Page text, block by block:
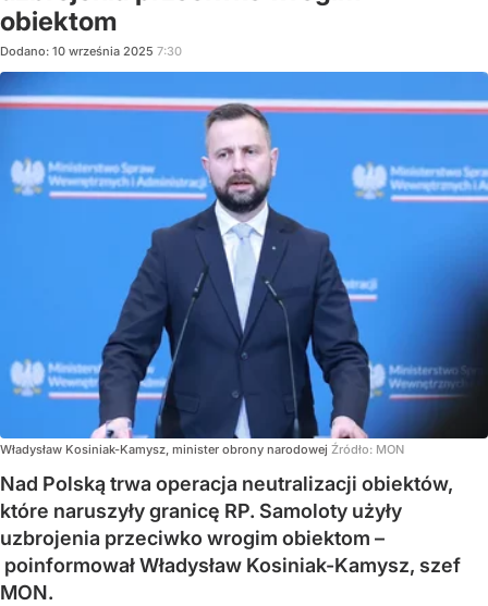
obiektom
Dodano: 10 września 2025 7:30
Władysław Kosiniak-Kamysz, minister obrony narodowej Źródło: MON
Nad Polską trwa operacja neutralizacji obiektów,
które naruszyły granicę RP. Samoloty użyły
uzbrojenia przeciwko wrogim obiektom –
poinformował Władysław Kosiniak-Kamysz, szef
MON.